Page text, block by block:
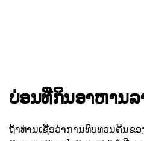
ບ່ອນທີ່ກິນອາຫານລ
ຖ້າທ່ານເຊື່ອວ່າການທົບທວນຄືນຂ